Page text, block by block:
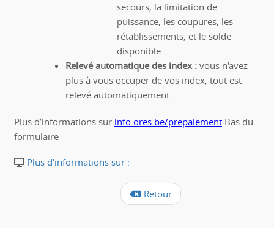
secours, la limitation de
puissance, les coupures, les
rétablissements, et le solde
disponible.
Relevé automatique des index : vous n'avez
plus à vous occuper de vos index, tout est
relevé automatiquement.
Plus d’informations sur info.ores.be/prepaiement.Bas du
formulaire
Plus d'informations sur :
Retour